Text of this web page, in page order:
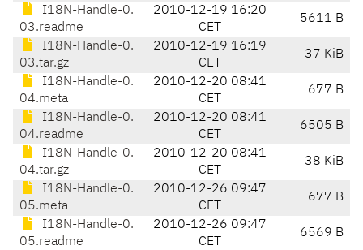
I18N-Handle-0.
03.readme
2010-12-19 16:20
CET
5611 B
I18N-Handle-0.
03.tar.gz
2010-12-19 16:19
CET
37 KiB
I18N-Handle-0.
04.meta
2010-12-20 08:41
CET
677 B
I18N-Handle-0.
04.readme
2010-12-20 08:41
CET
6505 B
I18N-Handle-0.
04.tar.gz
2010-12-20 08:41
CET
38 KiB
I18N-Handle-0.
05.meta
2010-12-26 09:47
CET
677 B
I18N-Handle-0.
05.readme
2010-12-26 09:47
CET
6569 B